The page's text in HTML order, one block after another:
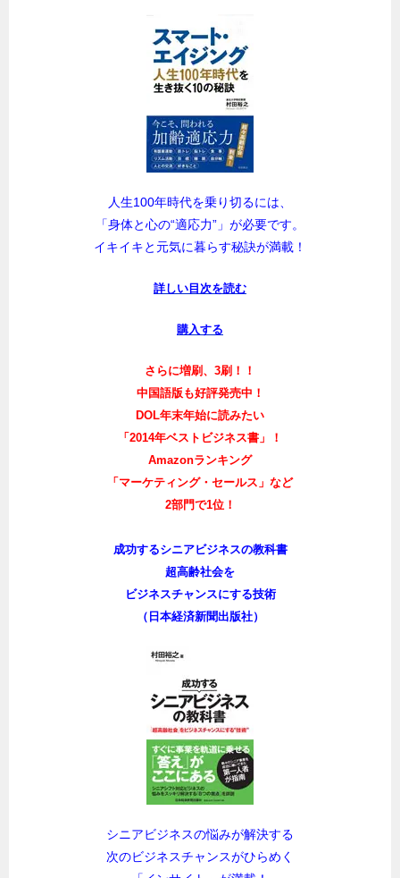
人生100年時代を乗り切るには、
「身体と心の“適応力”」が必要です。
イキイキと元気に暮らす秘訣が満載！
詳しい目次を読む
購入する
さらに増刷、3刷！！
中国語版も好評発売中！
DOL年末年始に読みたい
「2014年ベストビジネス書」！
Amazonランキング
「マーケティング・セールス」など
2部門で1位！
成功するシニアビジネスの教科書
超高齢社会を
ビジネスチャンスにする技術
（日本経済新聞出版社）
シニアビジネスの悩みが解決する
次のビジネスチャンスがひらめく